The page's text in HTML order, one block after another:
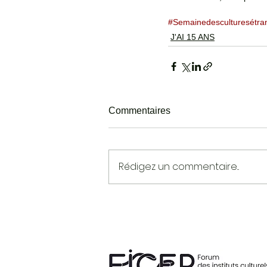
J'AI 15 ANS
Commentaires
Rédigez un commentaire...